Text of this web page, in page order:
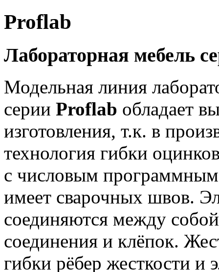
Proflab
Лабораторная мебель
Модельная линия
серии Proflab обладает
изготовления, т.к. в
технология гибки
с числовым
имеет сварочных швов.
соединяются между
соединения и клёпок.
гибки рёбер жесткости и